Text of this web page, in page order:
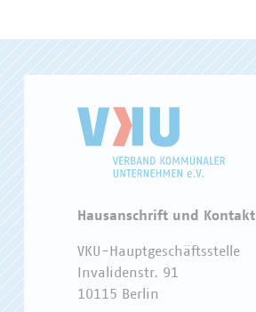
Hausanschrift und Kontakt
VKU-Hauptgeschäftsstelle
Invalidenstr. 91
10115 Berlin